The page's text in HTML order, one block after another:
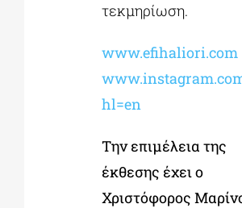
τεκμηρίωση.
www.efihaliori.com
hl=en
Την επιμέλεια της
έκθεσης έχει ο
Χριστόφορος